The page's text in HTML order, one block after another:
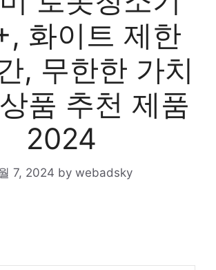
화이트 제한
, 무한한 가치
품 추천 제품
2024
7, 2024 by webadsky